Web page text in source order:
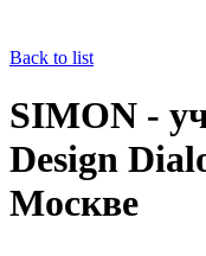
Back to list
SIMON -
Design
Москве